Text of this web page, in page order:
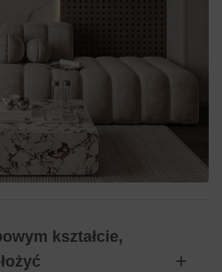
kształcie,